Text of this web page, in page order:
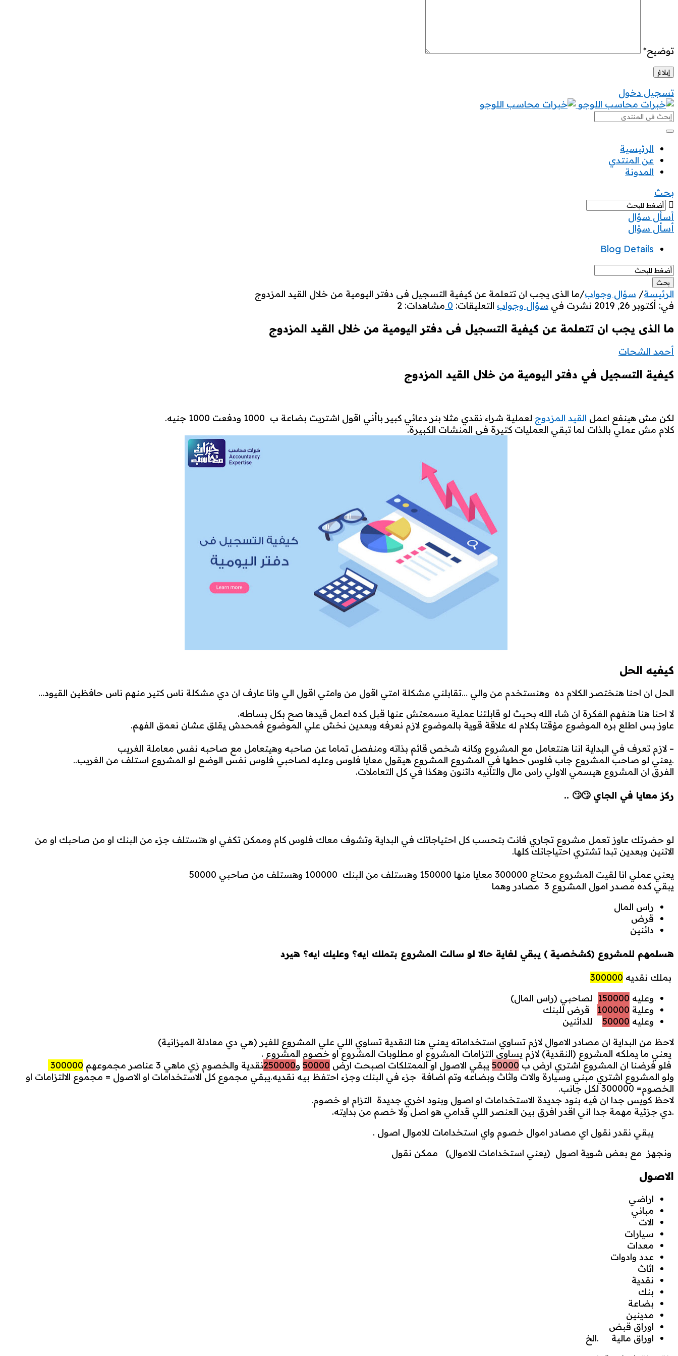
توضيح*
تسجيل دخول
خبرات
محاسب
خبرات
محاسب
القائمة
الرئيسية
عن المنتدي
المدونة
بحث
أسأل سؤال
قائمة
الموبيل
غلق
أسأل سؤال
Blog Details
الرئيسة/ سؤال وجواب/ما الذى يجب ان تتعلمة عن كيفية التسجيل فى دفتر اليومية من خلال القيد المزدوج
خبرات
محاسب
الاحدث
مقالات
في: أكتوبر 26, 2019 نشرت في سؤال وجواب التعليقات: 0 مشاهدات: 2
ما الذى يجب ان تتعلمة عن كيفية التسجيل فى دفتر اليومية من خلال القيد المزدوج
أحمد الشحات
كيفية التسجيل في دفتر اليومية من خلال القيد المزدوج
لكن مش هينفع اعمل القيد المزدوج لعملية شراء نقدي مثلا بنر دعائي كبير باأني اقول اشتريت بضاعة ب 1000 ودفعت 1000 جنيه.
كلام مش عملي بالذات لما تبقي العمليات كتيرة في المنشات الكبيرة.
كيفيه الحل
الحل ان احنا هنختصر الكلام ده وهنستخدم من والي …تقابلني مشكلة امتي اقول من وامتي اقول الي وانا عارف ان دي مشكلة ناس كتير منهم ناس حافظين القيود…
لا احنا هنا هنفهم الفكرة ان شاء الله بحيث لو قابلتنا عملية مسمعتش عنها قبل كده اعمل قيدها صح بكل بساطه.
عاوز بس اطلع بره الموضوع مؤقتا بكلام له علاقة قوية بالموضوع لازم نعرفه وبعدين نخش علي الموضوع فمحدش يقلق عشان نعمق الفهم.
– لازم تعرف في البداية اننا هنتعامل مع المشروع وكانه شخص قائم بذاته ومنفصل تماما عن صاحبه وهيتعامل مع صاحبه نفس معاملة الغريب
.يعني لو صاحب المشروع جاب فلوس حطها في المشروع المشروع هيقول معايا فلوس وعليه لصاحبي فلوس نفس الوضع لو المشروع استلف من الغريب..
الفرق ان المشروع هيسمي الاولي راس مال والتانيه دائنون وهكذا في كل التعاملات.
ركز معايا في الجاي 🙄🙄 ..
لو حضرتك عاوز تعمل مشروع تجاري فانت بتحسب كل احتياجاتك في البداية وتشوف معاك فلوس كام وممكن تكفي او هتستلف جزء من البنك او من صاحبك او من
الاتنين وبعدين تبدا تشتري احتياجاتك كلها.
يعني عملي انا لقيت المشروع محتاج 300000 معايا منها 150000 وهستلف من البنك 100000 وهستلف من صاحبي 50000
يبقي كده مصدر امول المشروع 3 مصادر وهما
راس المال
قرض
دائنين
هسلمهم للمشروع (كشخصية ) يبقي لغاية حالا لو سالت المشروع بتملك ايه؟ وعليك ايه؟ هيرد
بملك نقديه 300000
وعليه 150000 لصاحبي (راس المال)
وعلية 100000 قرض للبنك
وعليه 50000 للدائنين
لاحظ من البداية ان مصادر الاموال لازم تساوي استخداماته يعني هنا النقدية تساوي اللي علي المشروع للغير (هي دي معادلة الميزانية)
يعني ما يملكه المشروع (النقدية) لازم يساوي التزامات المشروع او مطلوبات المشروع او خصوم المشروع .
فلو فرضنا ان المشروع اشتري ارض ب 50000 يبقي الاصول او الممتلكات اصبحت ارض 50000 و250000نقدية والخصوم زي ماهي 3 عناصر مجموعهم
300000
ولو المشروع اشتري مبني وسيارة والات واثاث وبضاعه وتم اضافة جزء في البنك وجزء احتفظ بيه نقديه.يبقي مجموع كل الاستخدامات او الاصول = مجموع الالتزامات او
الخصوم= 300000 لكل جانب.
لاحظ كويس جدا ان فيه بنود جديدة الاستخدامات او اصول وبنود اخري جديدة التزام او خصوم.
.دي جزئية مهمة جدا اني اقدر افرق بين العنصر اللي قدامي هو اصل ولا خصم من بدايته.
يبقي نقدر نقول اي مصادر اموال خصوم واي استخدامات للاموال اصول .
ونجهز مع بعض شوية اصول (يعني استخدامات للاموال) ممكن نقول
الاصول
اراضي
مباني
الات
سيارات
معدات
عدد وادوات
اثاث
نقدية
بنك
بضاعة
مدينين
اوراق قبض
اوراق مالية .الخ